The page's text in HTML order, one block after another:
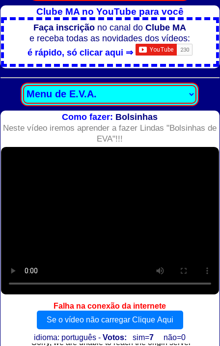
Clube MA no YouTube para você
Faça inscrição no canal doClube MA
e receba todas as novidades dos vídeos:
é rápido, só clicar aqui ⇒
Como fazer: Bolsinhas
Neste vídeo iremos aprender a fazer Lindas "Bolsinhas de
EVA"!!!
Falha na conexão da internete
Se o vídeo não carregar Clique Aqui
idioma: português -Votos: sim=7 não=0